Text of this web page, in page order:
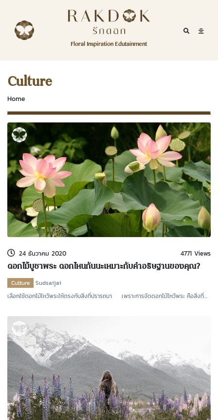
RakDok (รักดอก)
Floral Inspiration Edutainment
Mobile
RakDok
Menu
MAGAZINE
EDUTAINMENT
RAKDOK
MARKET
ABOUT
CONTACT
Channel Facebook
Twitter
Channel Youtube
Culture
Home
24 ธันวาคม 2020 4771 Views
ดอกไม้บูชาพระ ดอกไหนกันนะเหมาะกับคำอธิษฐานของคุณ?
Culture
Sudsaijai
เลือกใช้ดอกไม้ไหว้พระให้ตรงกับสิ่งที่ปรารถนา เพราะการจัดดอกไม้ไหว้พระ คือสิ่งที่